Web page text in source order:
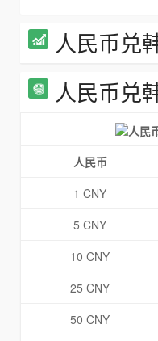
人民币兑
人民币兑
人民币
1 CNY
5 CNY
10 CNY
25 CNY
50 CNY